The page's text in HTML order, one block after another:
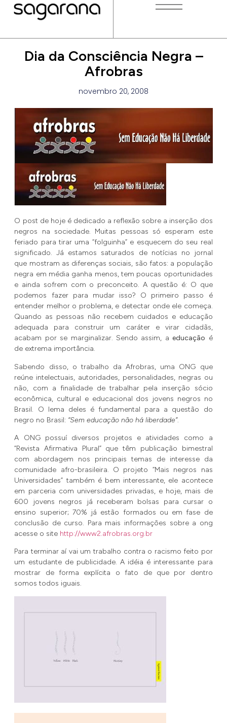
Dia da Consciência Negra –
Afrobras
novembro 20, 2008
O post de hoje é dedicado a reflexão sobre a inserção dos
negros na sociedade. Muitas pessoas só esperam este
feriado para tirar uma “folguinha” e esquecem do seu real
significado. Já estamos saturados de notícias no jornal
que mostram as diferenças sociais, são fatos: a população
negra em média ganha menos, tem poucas oportunidades
e ainda sofrem com o preconceito. A questão é: O que
podemos fazer para mudar isso? O primeiro passo é
entender melhor o problema, e detectar onde ele começa.
Quando as pessoas não recebem cuidados e educação
adequada para construir um caráter e virar cidadãs,
acabam por se marginalizar. Sendo assim, aeducação é
de extrema importância.
Sabendo disso, o trabalho da Afrobras, uma ONG que
reúne intelectuais, autoridades, personalidades, negras ou
não, com a finalidade de trabalhar pela inserção sócio
econômica, cultural e educacional dos jovens negros no
Brasil. O lema deles é fundamental para a questão do
negro no Brasil: “Sem educação não há liberdade”.
A ONG possuí diversos projetos e atividades como a
“Revista Afirmativa Plural” que têm publicação bimestral
com abordagem nos principais temas de interesse da
comunidade afro-brasileira. O projeto “Mais negros nas
Universidades” também é bem interessante, ele acontece
em parceria com universidades privadas, e hoje, mais de
600 jovens negros já receberam bolsas para cursar o
ensino superior; 70% já estão formados ou em fase de
conclusão de curso. Para mais informações sobre a ong
acesse o site http://www2.afrobras.org.br
Para terminar aí vai um trabalho contra o racismo feito por
um estudante de publicidade. A idéia é interessante para
mostrar de forma explícita o fato de que por dentro
somos todos iguais.